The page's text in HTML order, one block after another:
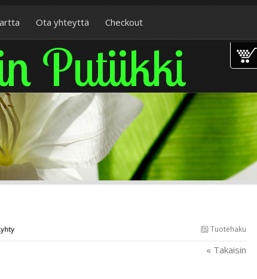
Ota yhteyttä Checkout
Putiikki
Tuotehaku
« Takaisin